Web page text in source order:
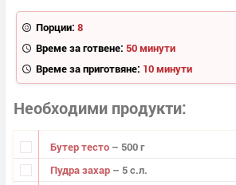
Порции: 8
Време за готвене: 50 минути
Време за приготвяне: 10 минути
Необходими продукти
Бутер тесто – 500 г
Пудра захар – 5 с.л.